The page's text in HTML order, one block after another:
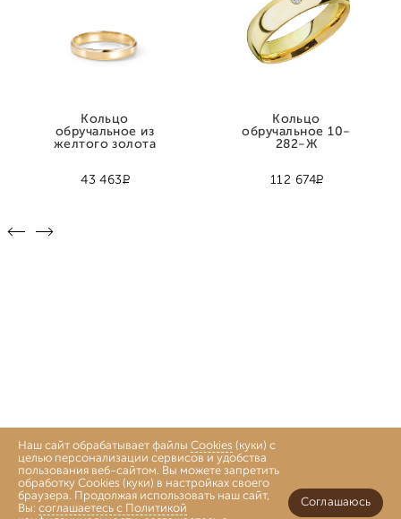
43 463Р
Кольцо
обручальное из
желтого золота
112 674Р
Кольцо
обручальное 10-
282-Ж
Наш сайт обрабатывает файлы Cookies (куки) с
целью персонализации сервисов и удобства
пользования веб-сайтом. Вы можете запретить
обработку Cookies (куки) в настройках своего
браузера. Продолжая использовать наш сайт,
Вы: соглашаетесь с Политикой
Соглашаюсь